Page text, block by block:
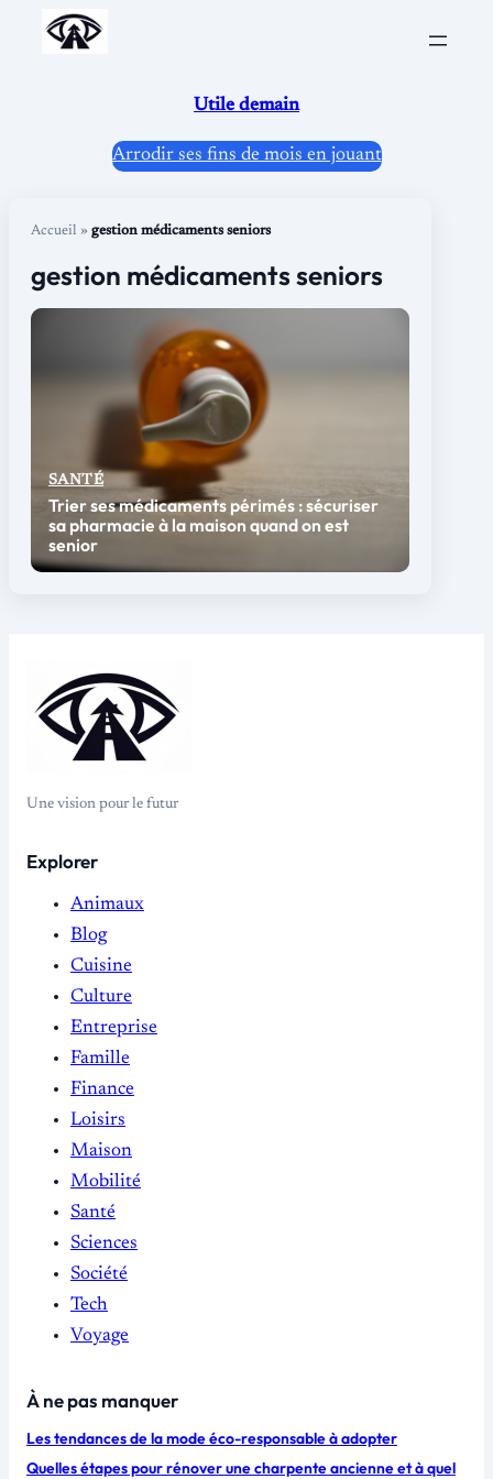
Aller
Utile demain
Arrodir ses fins de mois en jouant
Accueil » gestion médicaments seniors
gestion médicaments seniors
SANTÉ
Trier ses médicaments périmés : sécuriser
sa pharmacie à la maison quand on est
senior
Une vision pour le futur
Explorer
Animaux
Blog
Cuisine
Culture
Entreprise
Famille
Finance
Loisirs
Maison
Mobilité
Santé
Sciences
Société
Tech
Voyage
À ne pas manquer
Les tendances de la mode éco-responsable à adopter
Quelles étapes pour rénover une charpente ancienne et à quel